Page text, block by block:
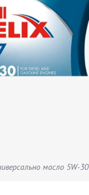
масло 5W-30